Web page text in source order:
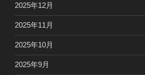
2025年12月
2025年11月
2025年10月
2025年9月